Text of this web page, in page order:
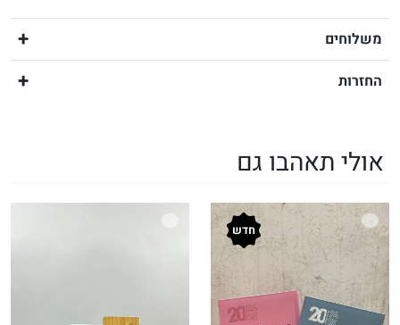
משלוחים
החזרות
אולי תאהבו גם
חדש